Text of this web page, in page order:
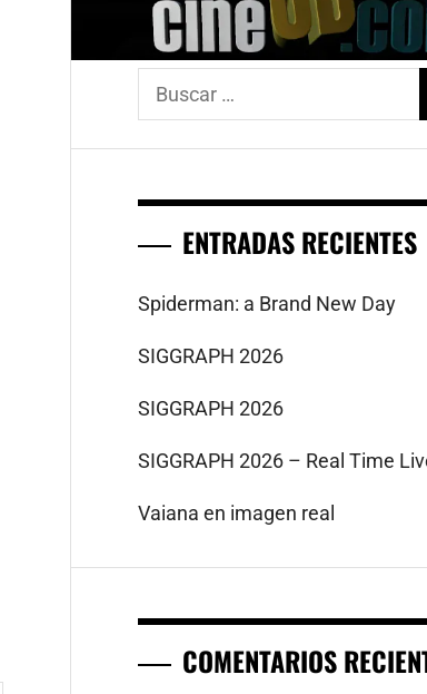
Buscar:
ENTRADAS RECIENTES
Spiderman: a Brand New Day
SIGGRAPH 2026
SIGGRAPH 2026
SIGGRAPH 2026 – Real Time
Vaiana en imagen real
COMENTARIOS